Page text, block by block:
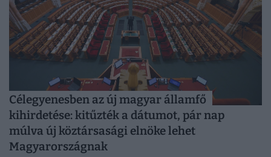
Célegyenesben az új magyar államfő
kihirdetése: kitűzték a dátumot, pár nap
múlva új köztársasági elnöke lehet
Magyarországnak